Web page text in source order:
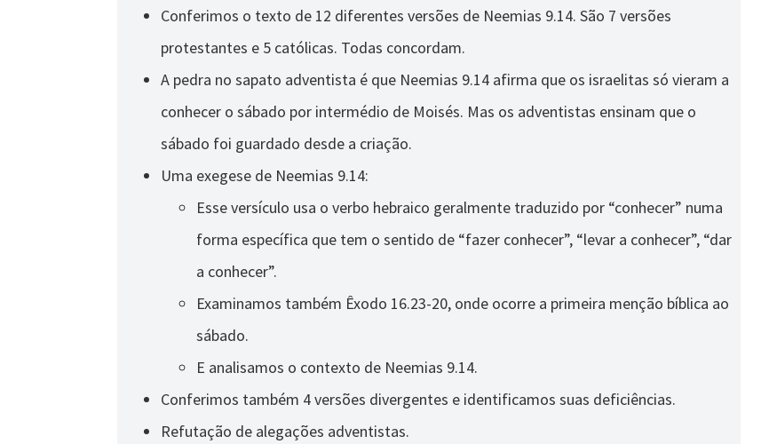
Conferimos o texto de 12 diferentes versões de Neemias 9.14. São 7 versões
protestantes e 5 católicas. Todas concordam.
A pedra no sapato adventista é que Neemias 9.14 afirma que os israelitas só vieram a
conhecer o sábado por intermédio de Moisés. Mas os adventistas ensinam que o
sábado foi guardado desde a criação.
Uma exegese de Neemias 9.14:
Esse versículo usa o verbo hebraico geralmente traduzido por “conhecer” numa
forma específica que tem o sentido de “fazer conhecer”, “levar a conhecer”, “dar
a conhecer”.
Examinamos também Êxodo 16.23-20, onde ocorre a primeira menção bíblica ao
sábado.
E analisamos o contexto de Neemias 9.14.
Conferimos também 4 versões divergentes e identificamos suas deficiências.
Refutação de alegações adventistas.